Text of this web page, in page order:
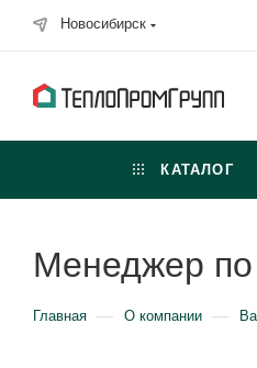
Новосибирск
КАТАЛОГ
Менеджер
Главная — О компании —